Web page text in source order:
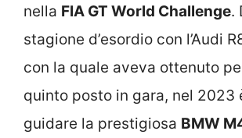
nella FIA GT World Challenge.
stagione d’esordio con l’Audi
con la quale aveva ottenuto
quinto posto in gara, nel 2023
guidare la prestigiosa BMW